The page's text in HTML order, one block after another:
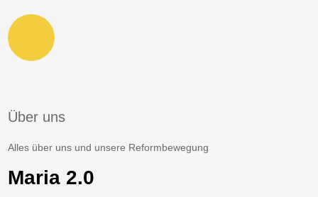
Über uns
Alles über uns und unsere Reformbewegung
Maria 2.0